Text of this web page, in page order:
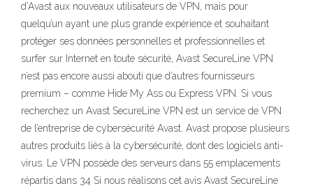
d’Avast aux nouveaux utilisateurs de VPN, mais pour
quelqu’un ayant une plus grande expérience et souhaitant
protéger ses données personnelles et professionnelles et
surfer sur Internet en toute sécurité, Avast SecureLine VPN
n’est pas encore aussi abouti que d’autres fournisseurs
premium – comme Hide My Ass ou Express VPN. Si vous
recherchez un Avast SecureLine VPN est un service de VPN
de l’entreprise de cybersécurité Avast. Avast propose plusieurs
autres produits liés à la cybersécurité, dont des logiciels anti-
virus. Le VPN possède des serveurs dans 55 emplacements
répartis dans 34 Si nous réalisons cet avis Avast SecureLine